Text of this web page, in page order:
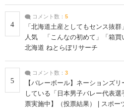
4
コメント数： 5
「北海道土産としてもセンス抜
人気 「こんなの初めて」「箱買
北海道 ねとらぼリサーチ
5
コメント数： 3
【バレーボール】ネーションズ
している「日本男子バレー代表
票実施中】（投票結果） | スポー